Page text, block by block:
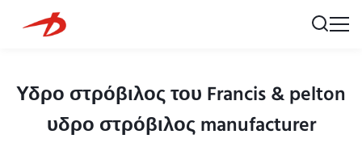
Υδρο στρόβιλος του Francis & pelton
υδρο στρόβιλος manufacturer